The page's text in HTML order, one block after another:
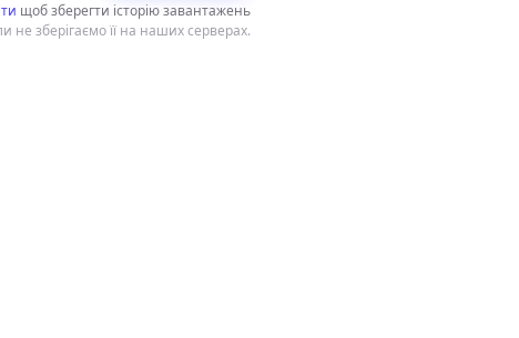
щоб зберегти історію завантажень
не зберігаємо її на наших серверах.